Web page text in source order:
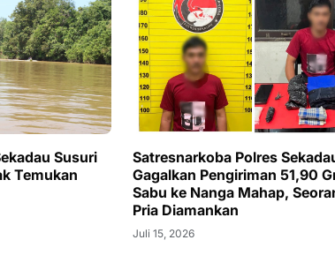
Susuri
Temukan
Satresnarkoba Polres
Gagalkan Pengiriman 51,90
Sabu ke Nanga Mahap,
Pria Diamankan
Juli 15, 2026